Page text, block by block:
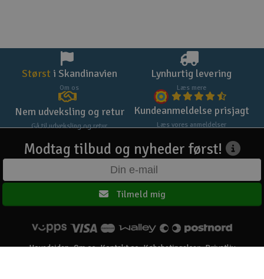
Størst i Skandinavien
Om os
Lynhurtig levering
Læs mere
Nem udveksling og retur
Gå til udveksling og retur
Kundeanmeldelse prisjagt
Læs vores anmeldelser
Modtag tilbud og nyheder først!
Tilmeld mig
Hovedsiden Om os Kontakt os Købsbetingelser Privatliv